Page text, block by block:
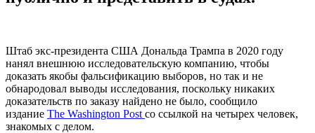
Штаб экс-президента США Дональда Трампа в 2020 году
нанял внешнюю исследовательскую компанию, чтобы
доказать якобы фальсификацию выборов, но так и не
обнародовал выводы исследования, поскольку никаких
доказательств по заказу найдено не было, сообщило
издание The Washington Post со ссылкой на четырех человек,
знакомых с делом.